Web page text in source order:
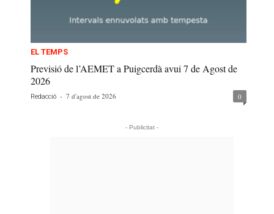
EL TEMPS
Previsió de l’AEMET a Puigcerdà avui 7 de Agost de
2026
Redacció - 7 d'agost de 2026 0
- Publicitat -